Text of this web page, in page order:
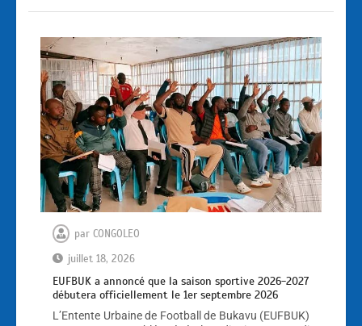
par CONGOLEO
juillet 18, 2026
EUFBUK a annoncé que la saison sportive 2026-2027
débutera officiellement le 1er septembre 2026
L’Entente Urbaine de Football de Bukavu (EUFBUK)